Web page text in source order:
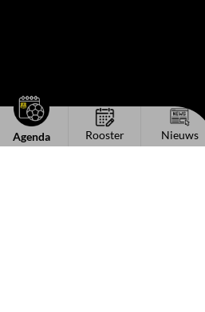
Agenda Rooster Nieuws